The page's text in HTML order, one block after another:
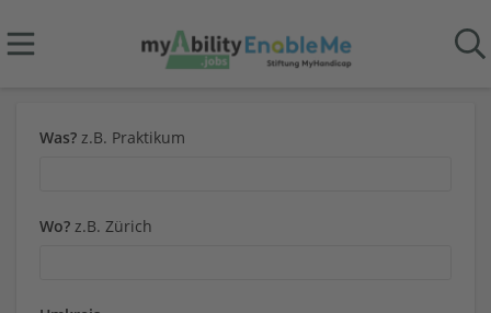
Was? z.B. Praktikum
Wo? z.B. Zürich